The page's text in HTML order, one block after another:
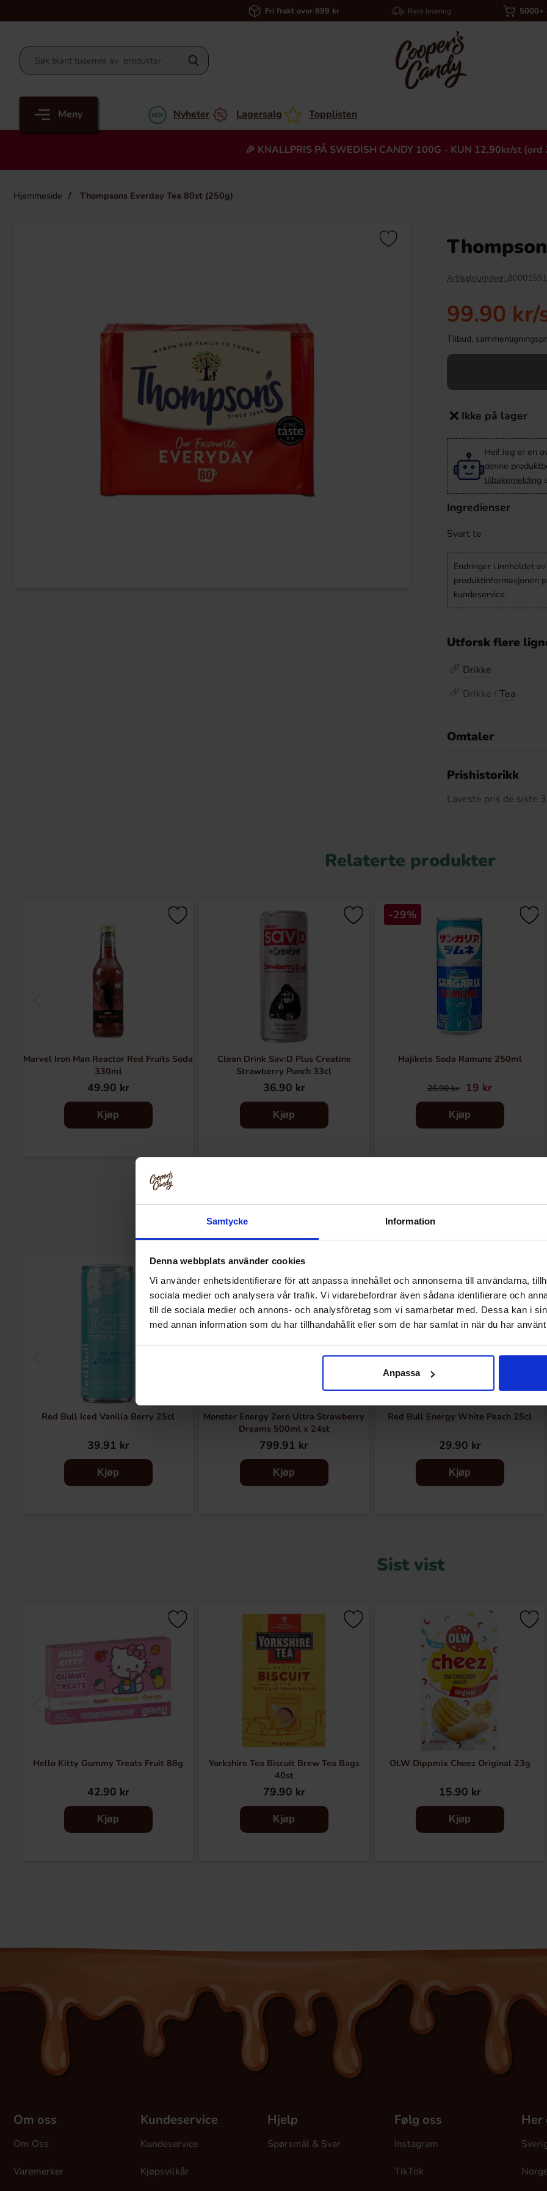
Samtycke Information
Denna webbplats använder cookies
Vi använder enhetsidentifierare för att anpassa innehållet och annonserna till användarna,
sociala medier och analysera vår trafik. Vi vidarebefordrar även sådana identifierare och
till de sociala medier och annons- och analysföretag som vi samarbetar med. Dessa kan i
med annan information som du har tillhandahållit eller som de har samlat in när du har
Anpassa
Fri frakt over 899 kr Rask levering 5000+
Meny Nyheter Lagersalg Topplisten
🎉 KNALLPRIS PÅ SWEDISH CANDY 100G - KUN 12,90kr/st (ord
Hjemmeside Thompsons Everday Tea 80st (250g)
Heading
Sallos X-Tra Caramel 135g Daim Mini 1kg
Peelerz Peelable Gummy Banana
80g(BF:2026-07-18)
29.90 kr 7.90 kr
Artikelnummer:
99.90 kr/
Tilbud,
Ikke på lager
Hei! Jeg er en
denne
tilbakemelding
Ingredienser
Svart te
Endringer i innholdet
produktinformasjonen
kundeservice.
Utforsk flere
Drikke
Drikke / Tea
Omtaler
Prishistorikk
Laveste pris de siste
Relaterte produkter
Marvel Iron Man Reactor Red Fruits Soda
330ml
49.90 kr
Kjøp
Clean Drink Sav:D Plus Creatine
Strawberry Punch 33cl
36.90 kr
Kjøp
-29%
Hajikete Soda Ramune 250ml
26.90 kr 19 kr
Kjøp
Andre kjøpte også
Red Bull Iced Vanilla Berry 25cl
39.91 kr
Kjøp
Monster Energy Zero Ultra Strawberry
Dreams 500ml x 24st
799.91 kr
Kjøp
Red Bull Energy White Peach 25cl
29.90 kr
Kjøp
Sist vist
Hello Kitty Gummy Treats Fruit 88g
42.90 kr
Kjøp
Yorkshire Tea Biscuit Brew Tea Bags
40st
79.90 kr
Kjøp
OLW Dippmix Cheez Original 23g
15.90 kr
Kjøp
Om oss
Om Oss
Varemerker
Kundeservice
Kundeservice
Kjøpsvilkår
Hjelp
Spørsmål & Svar
Følg oss
Instagram
TikTok
Her